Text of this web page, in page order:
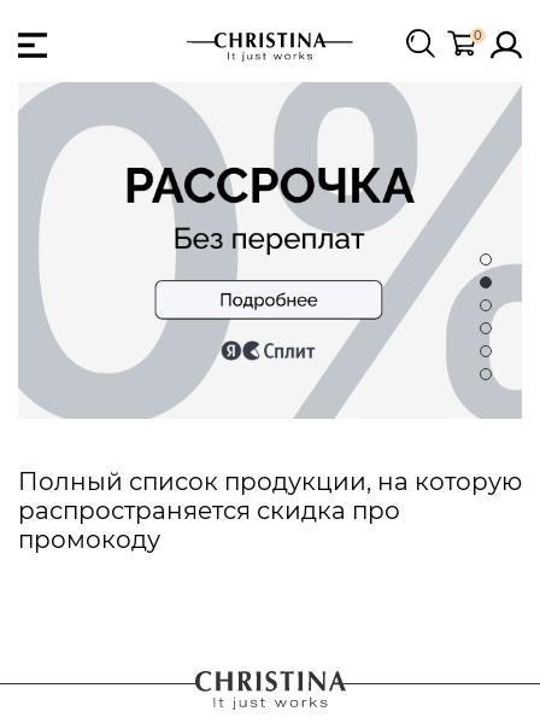
0
Полный список продукции, на которую
распространяется скидка про
промокоду